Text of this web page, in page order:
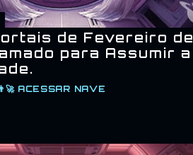
de Fevereiro de
para Assumir a
👨‍🚀 ACESSAR NAVE